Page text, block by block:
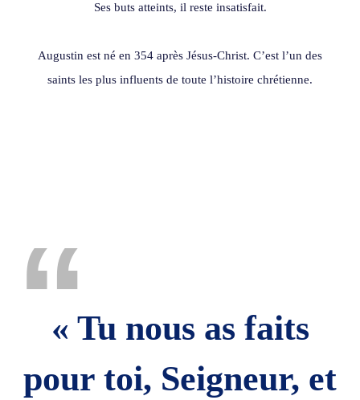
Ses buts atteints, il reste insatisfait.
Augustin est né en 354 après Jésus-Christ. C’est l’un des
saints les plus influents de toute l’histoire chrétienne.
“
« Tu nous as faits
pour toi, Seigneur, et